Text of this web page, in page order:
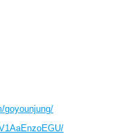
goyounjung/